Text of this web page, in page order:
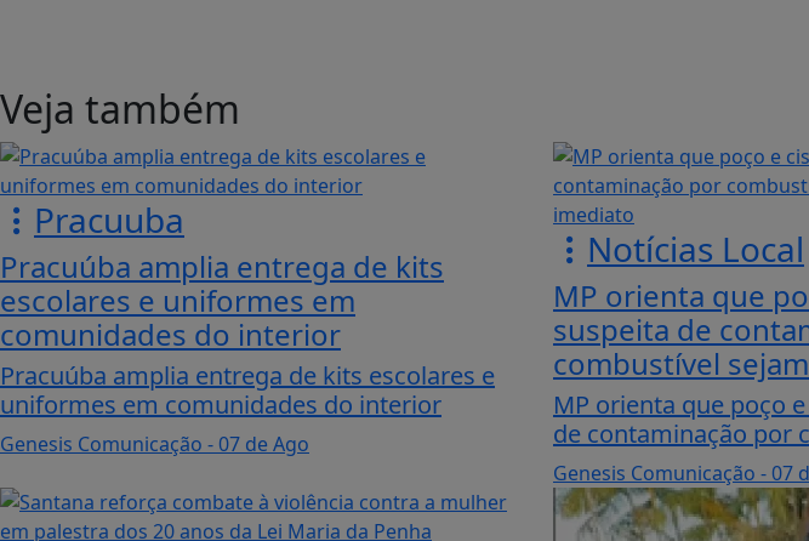
Veja também
Pracuuba
Pracuúba amplia entrega de kits
escolares e uniformes em
comunidades do interior
Pracuúba amplia entrega de kits escolares e
uniformes em comunidades do interior
Genesis Comunicação - 07 de Ago
Notícias Local
MP orienta que
suspeita de
combustível
MP orienta que poço
de contaminação por
Genesis Comunicação - 07